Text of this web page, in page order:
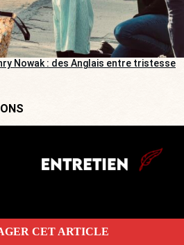
Nowak : des Anglais entre tristesse
CET ARTICLE